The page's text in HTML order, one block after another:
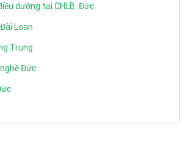
dưỡng tại CHLB. Đức
Loan
Trung
Đức